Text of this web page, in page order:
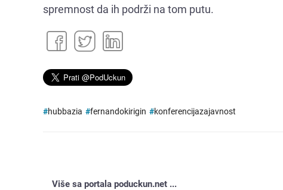
spremnost da ih podrži na tom putu.
#hubbazia #fernandokirigin #konferencijazajavnost
Više sa portala poduckun.net ...